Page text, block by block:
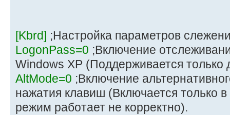
[Kbrd] ;Настройка параметров
LogonPass=0 ;Включение
Windows XP (Поддерживается только
AltMode=0 ;Включение
нажатия клавиш (Включается только в
режим работает не корректно).